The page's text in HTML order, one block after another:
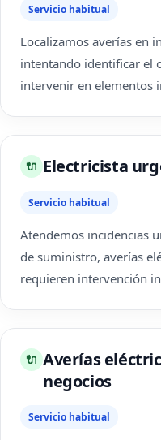
Servicio habitual
Localizamos averías en
intentando identificar el
intervenir en elementos
🔌 Electricista
Servicio habitual
Atendemos incidencias
de suministro, averías
requieren intervención
🔌 Averías
negocios
Servicio habitual